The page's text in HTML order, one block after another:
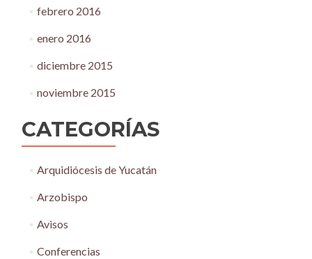
febrero 2016
enero 2016
diciembre 2015
noviembre 2015
CATEGORÍAS
Arquidiócesis de Yucatán
Arzobispo
Avisos
Conferencias